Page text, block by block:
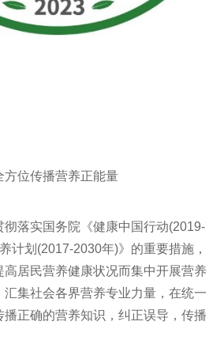
方位传播营养正能量
彻落实国务院《健康中国行动(2019-
计划(2017-2030年)》的重要措施，
居民营养健康状况而集中开展营养
集社会各界营养专业力量，在统一
正确的营养知识，纠正误导，传播